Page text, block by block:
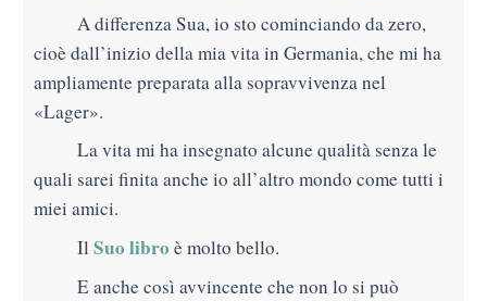
A differenza Sua, io sto cominciando da zero,
cioè dall’inizio della mia vita in Germania, che mi ha
ampliamente preparata alla sopravvivenza nel
«Lager».
La vita mi ha insegnato alcune qualità senza le
quali sarei finita anche io all’altro mondo come tutti i
miei amici.
Il Suo libro è molto bello.
E anche così avvincente che non lo si può